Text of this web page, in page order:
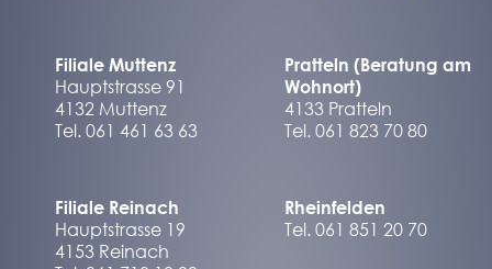
Filiale Muttenz
Hauptstrasse 91
4132 Muttenz
Tel. 061 461 63 63
Pratteln (Beratung am
Wohnort)
4133 Pratteln
Tel. 061 823 70 80
Filiale Reinach
Hauptstrasse 19
4153 Reinach
Rheinfelden
Tel. 061 851 20 70